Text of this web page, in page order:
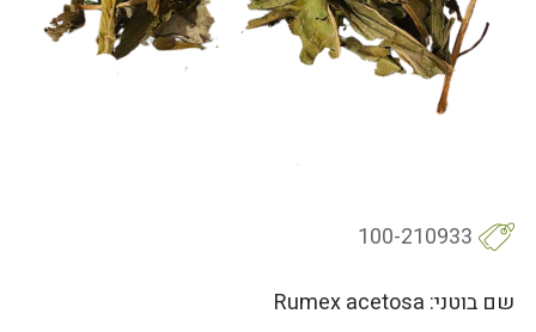
100-210933
שם בוטני: Rumex acetosa